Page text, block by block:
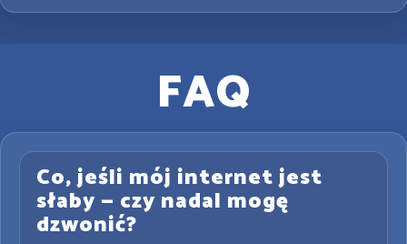
FAQ
Co, jeśli mój internet jest
słaby — czy nadal mogę
dzwonić?